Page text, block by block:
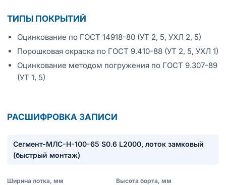
ТИПЫ ПОКРЫТИЙ
Оцинкование по ГОСТ 14918-80 (УТ 2, 5, УХЛ 2, 5)
Порошковая окраска по ГОСТ 9.410-88 (УТ 2, 5, УХЛ 1)
Оцинкование методом погружения по ГОСТ 9.307-89
(УТ 1, 5)
РАСШИФРОВКА ЗАПИСИ
Сегмент-МЛC-Н-100-65 S0.6 L2000, лоток замковый
(быстрый монтаж)
Ширина лотка, мм Высота борта, мм